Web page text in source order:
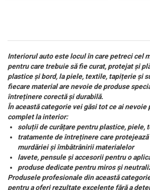
Interiorul auto este locul în care petreci cel
pentru care trebuie să fie curat, protejat și
plastice și bord, la piele, textile, tapițerie și
fiecare material are nevoie de produse
întreținere corectă și durabilă.
În această categorie vei găsi tot ce ai
complet la interior:
soluții de curățare pentru plastice, piele,
tratamente de întreținere care protejează
murdăriei și îmbătrânirii materialelor
lavete, pensule și accesorii pentru o
produse dedicate pentru miros și
Produsele profesionale din această
pentru a oferi rezultate excelente fără a